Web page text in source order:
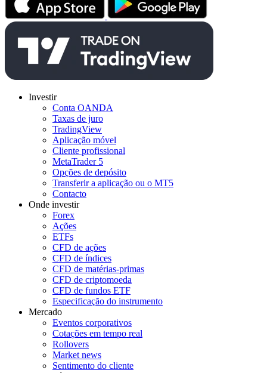
Investir
Conta OANDA
Taxas de juro
TradingView
Aplicação móvel
Cliente profissional
MetaTrader 5
Opções de depósito
Transferir a aplicação ou o MT5
Contacto
Onde investir
Forex
Ações
ETFs
CFD de ações
CFD de índices
CFD de matérias-primas
CFD de criptomoeda
CFD de fundos ETF
Especificação do instrumento
Mercado
Eventos corporativos
Cotações em tempo real
Rollovers
Market news
Sentimento do cliente